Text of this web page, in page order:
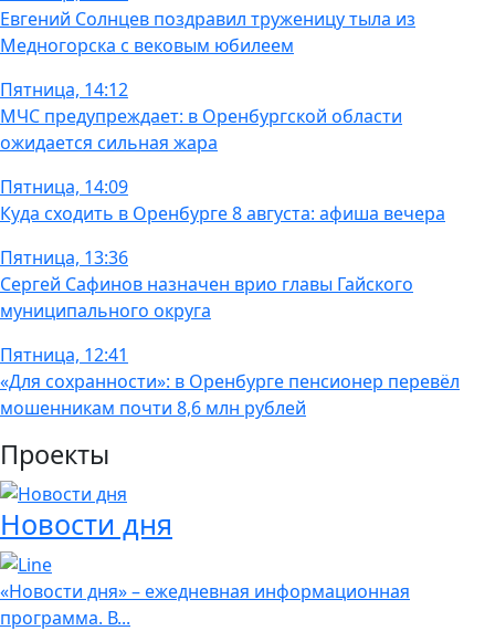
Евгений Солнцев поздравил труженицу тыла из
Медногорска с вековым юбилеем
Пятница, 14:12
МЧС предупреждает: в Оренбургской области
ожидается сильная жара
Пятница, 14:09
Куда сходить в Оренбурге 8 августа: афиша вечера
Пятница, 13:36
Сергей Сафинов назначен врио главы Гайского
муниципального округа
Пятница, 12:41
«Для сохранности»: в Оренбурге пенсионер перевёл
мошенникам почти 8,6 млн рублей
Проекты
Новости дня
«Новости дня» – ежедневная информационная
программа. В...